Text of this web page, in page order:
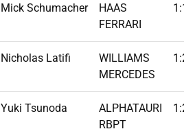
Mick Schumacher
HAAS
FERRARI
Nicholas Latifi
WILLIAMS
MERCEDES
Yuki Tsunoda
ALPHATAURI
RBPT